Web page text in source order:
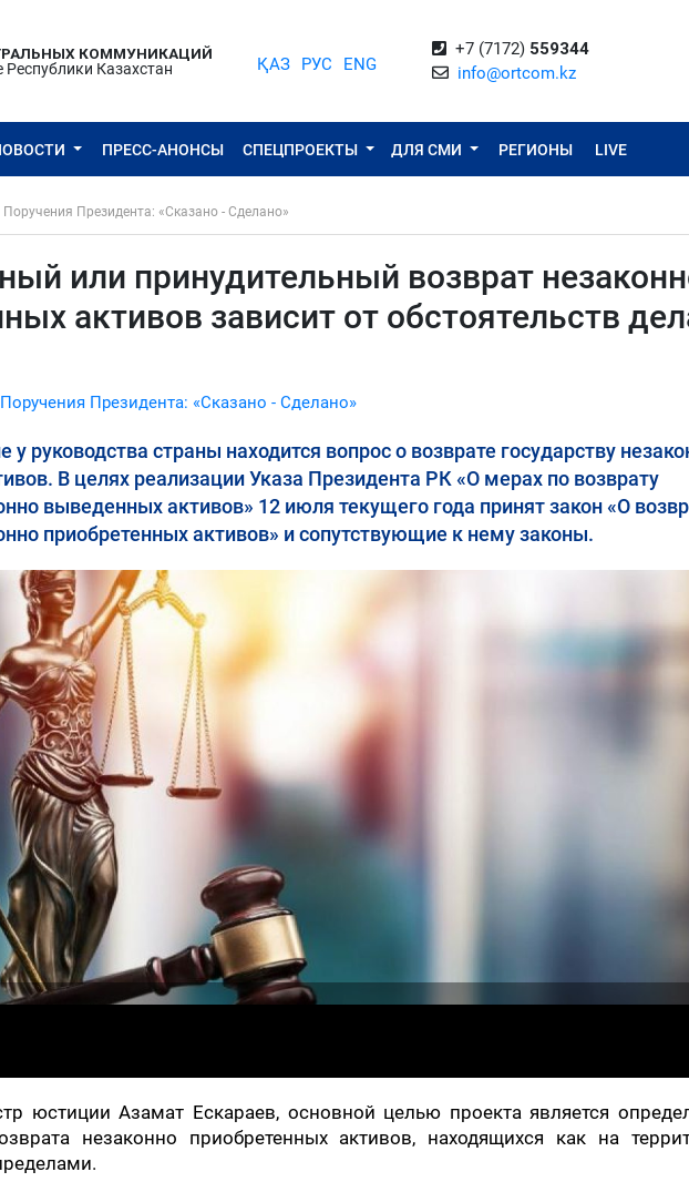
КОММУНИКАЦИЙ
Республики Казахстан
ҚАЗ РУС ENG
+7 (7172) 559344
info@ortcom.kz
ПРЕСС-АНОНСЫ СПЕЦПРОЕКТЫ ДЛЯ СМИ РЕГИОНЫ LIVE
Поручения Президента: «Сказано - Сделано»
или принудительный возврат
активов зависит от обстоятельств
Поручения Президента: «Сказано - Сделано»
у руководства страны находится вопрос о возврате государству
В целях реализации Указа Президента РК «О мерах по возврату
выведенных активов» 12 июля текущего года принят закон «О
приобретенных активов» и сопутствующие к нему законы.
юстиции Азамат Ескараев, основной целью проекта является
незаконно приобретенных активов, находящихся как на